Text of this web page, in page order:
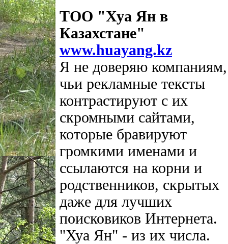
ТОО "Хуа Ян в
Казахстане"
www.huayang.kz
Я не доверяю компаниям,
чьи рекламные тексты
контрастируют с их
скромными сайтами,
которые бравируют
громкими именами и
ссылаются на корни и
родственников, скрытых
даже для лучших
поисковиков Интернета.
"Хуа Ян" - из их числа.